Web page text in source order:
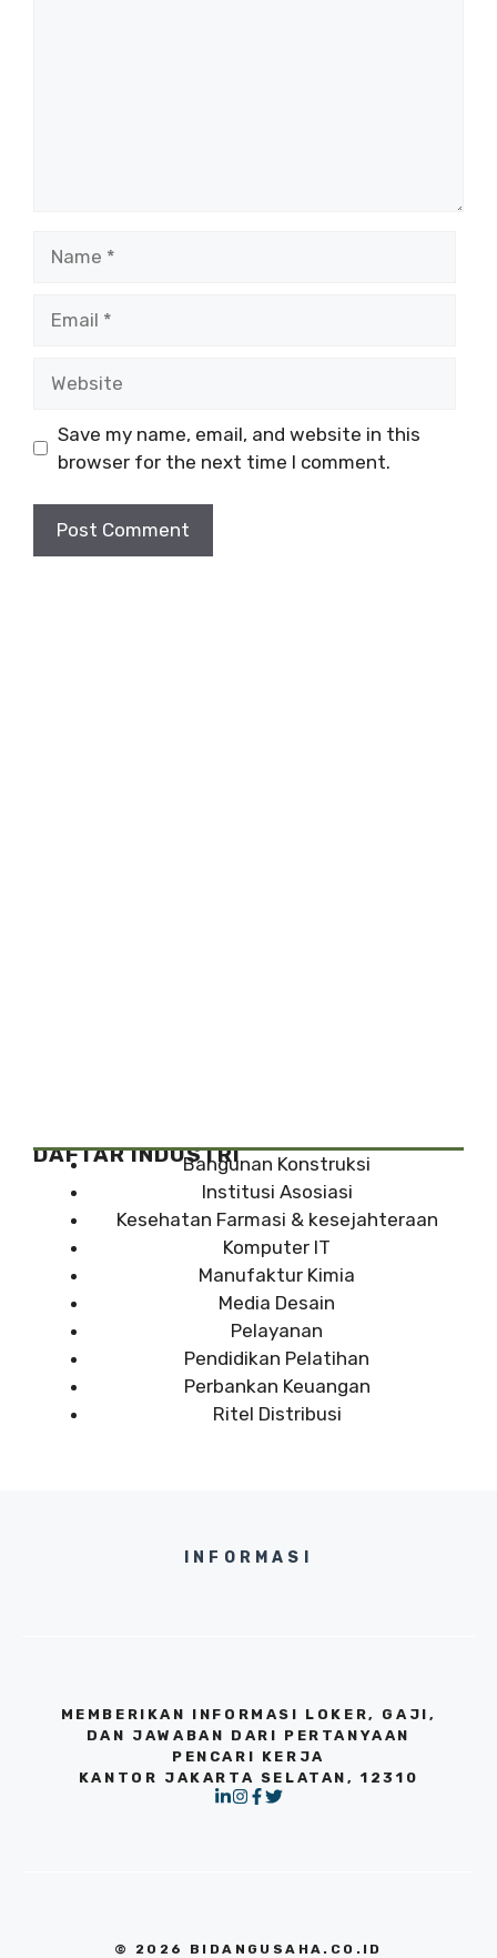
Save my name, email, and website in this
browser for the next time I comment.
DAFTAR INDUSTRIBangunan Konstruksi
Institusi Asosiasi
Kesehatan Farmasi & kesejahteraan
Komputer IT
Manufaktur Kimia
Media Desain
Pelayanan
Pendidikan Pelatihan
Perbankan Keuangan
Ritel Distribusi
INFORMASI
MEMBERIKAN INFORMASI LOKER, GAJI,
DAN JAWABAN DARI PERTANYAAN
PENCARI KERJA
KANTOR JAKARTA SELATAN, 12310
© 2026 BIDANGUSAHA.CO.ID